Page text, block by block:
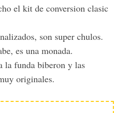
el kit de conversion clasic
son super chulos.
es una monada.
la funda biberon y las
originales.